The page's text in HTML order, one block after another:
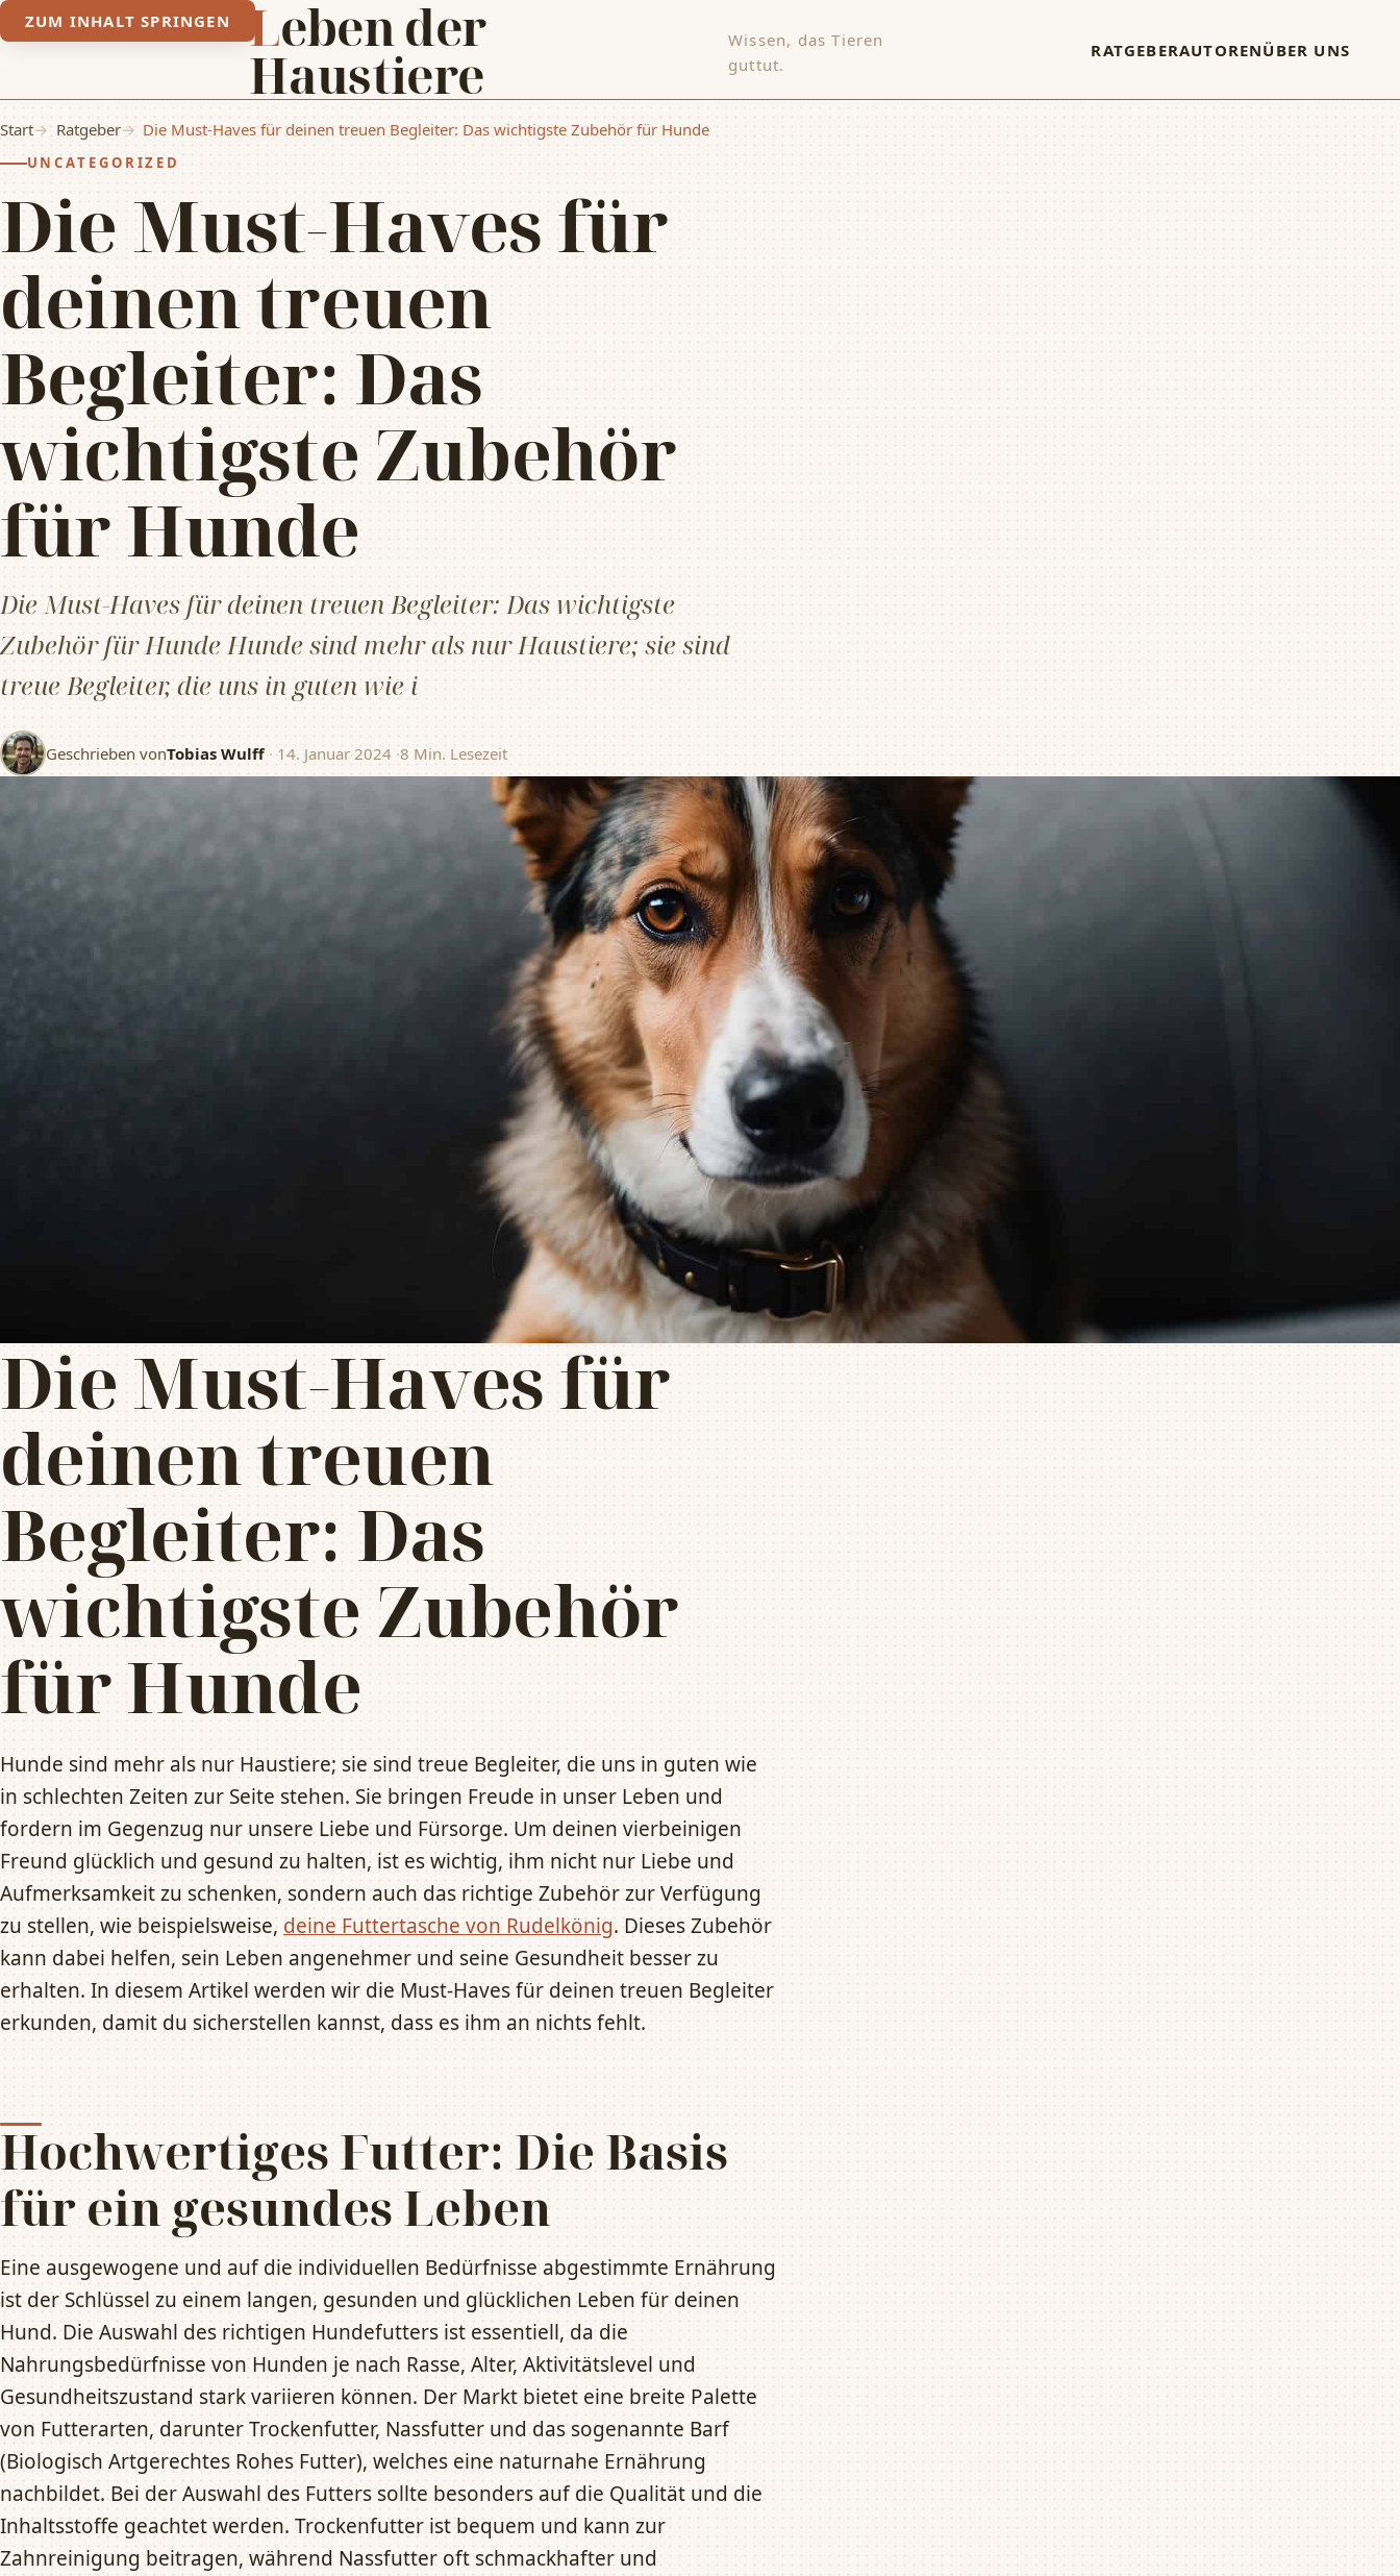
ZUM INHALT SPRINGEN Leben der
Haustiere
Wissen, das Tieren
guttut.
RATGEBERAUTORENÜBER UNS
Start Ratgeber Die Must-Haves für deinen treuen Begleiter: Das wichtigste Zubehör für Hunde
UNCATEGORIZED
Die Must-Haves für
deinen treuen
Begleiter: Das
wichtigste Zubehör
für Hunde
Die Must-Haves für deinen treuen Begleiter: Das wichtigste
Zubehör für Hunde Hunde sind mehr als nur Haustiere; sie sind
treue Begleiter, die uns in guten wie i
Geschrieben vonTobias Wulff · 14. Januar 2024 ·8 Min. Lesezeit
Die Must-Haves für
deinen treuen
Begleiter: Das
wichtigste Zubehör
für Hunde
Hunde sind mehr als nur Haustiere; sie sind treue Begleiter, die uns in guten wie
in schlechten Zeiten zur Seite stehen. Sie bringen Freude in unser Leben und
fordern im Gegenzug nur unsere Liebe und Fürsorge. Um deinen vierbeinigen
Freund glücklich und gesund zu halten, ist es wichtig, ihm nicht nur Liebe und
Aufmerksamkeit zu schenken, sondern auch das richtige Zubehör zur Verfügung
zu stellen, wie beispielsweise, deine Futtertasche von Rudelkönig. Dieses Zubehör
kann dabei helfen, sein Leben angenehmer und seine Gesundheit besser zu
erhalten. In diesem Artikel werden wir die Must-Haves für deinen treuen Begleiter
erkunden, damit du sicherstellen kannst, dass es ihm an nichts fehlt.
Hochwertiges Futter: Die Basis
für ein gesundes Leben
Eine ausgewogene und auf die individuellen Bedürfnisse abgestimmte Ernährung
ist der Schlüssel zu einem langen, gesunden und glücklichen Leben für deinen
Hund. Die Auswahl des richtigen Hundefutters ist essentiell, da die
Nahrungsbedürfnisse von Hunden je nach Rasse, Alter, Aktivitätslevel und
Gesundheitszustand stark variieren können. Der Markt bietet eine breite Palette
von Futterarten, darunter Trockenfutter, Nassfutter und das sogenannte Barf
(Biologisch Artgerechtes Rohes Futter), welches eine naturnahe Ernährung
nachbildet. Bei der Auswahl des Futters sollte besonders auf die Qualität und die
Inhaltsstoffe geachtet werden. Trockenfutter ist bequem und kann zur
Zahnreinigung beitragen, während Nassfutter oft schmackhafter und